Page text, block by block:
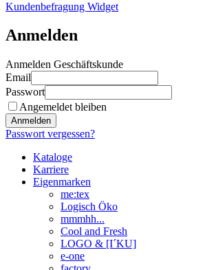
Kundenbefragung Widget
Anmelden
Anmelden Geschäftskunde
Email
Passwort
Angemeldet bleiben
Anmelden
Passwort vergessen?
Kataloge
Karriere
Eigenmarken
me:tex
Logisch Öko
mmmhh...
Cool and Fresh
LOGO & [I´KU]
e-one